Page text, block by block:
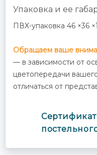
Упаковка и ее
ПВХ-упаковка 46 ×36
Обращаем ваше
— в зависимости от
цветопередачи
отличаться от